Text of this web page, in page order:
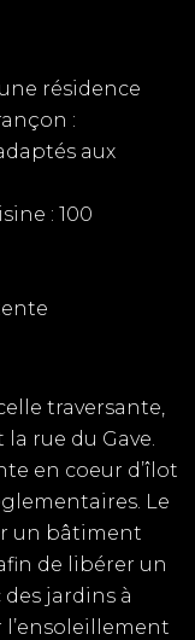
résidence
:
aux
: 100
traversante,
rue du Gave.
en coeur d’îlot
Le
un bâtiment
de libérer un
des jardins à